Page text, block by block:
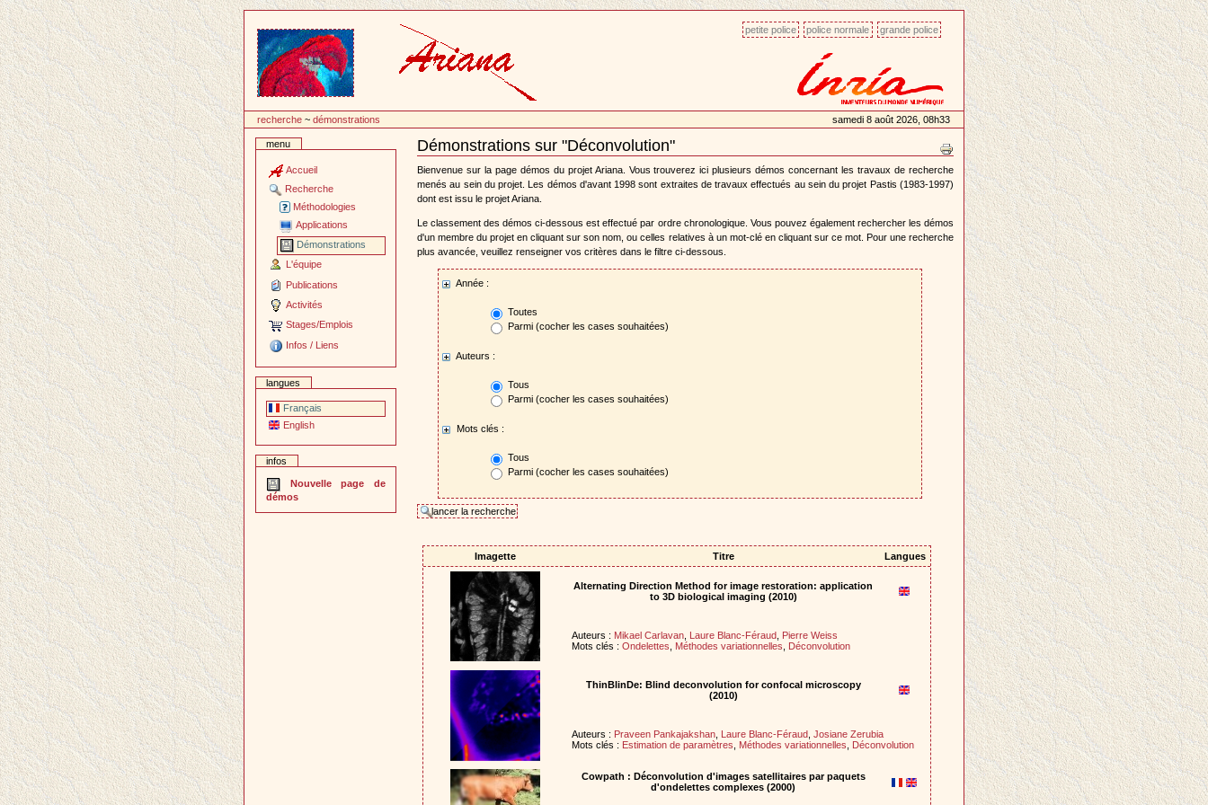
contenu
petite police police normale grande police
recherche ~démonstrations samedi 8 août 2026, 08h33
menu
Accueil
Recherche
Méthodologies
Applications
Démonstrations
L'équipe
Publications
Activités
Stages/Emplois
Infos / Liens
langues
Français
English
infos
Nouvelle page de
démos
Démonstrations sur "Déconvolution"
Document
Actions
Bienvenue sur la page démos du projet Ariana. Vous trouverez ici plusieurs démos concernant les travaux de recherche
menés au sein du projet. Les démos d'avant 1998 sont extraites de travaux effectués au sein du projet Pastis (1983-1997)
dont est issu le projet Ariana.
Le classement des démos ci-dessous est effectué par ordre chronologique. Vous pouvez également rechercher les démos
d'un membre du projet en cliquant sur son nom, ou celles relatives à un mot-clé en cliquant sur ce mot. Pour une recherche
plus avancée, veuillez renseigner vos critères dans le filtre ci-dessous.
Année :
Toutes
Parmi (cocher les cases souhaitées)
Auteurs :
Tous
Parmi (cocher les cases souhaitées)
Mots clés :
Tous
Parmi (cocher les cases souhaitées)
Imagette Titre Langues
Alternating Direction Method for image restoration: application
to 3D biological imaging (2010)
Auteurs : Mikael Carlavan, Laure Blanc-Féraud, Pierre Weiss
Mots clés : Ondelettes, Méthodes variationnelles, Déconvolution
ThinBlinDe: Blind deconvolution for confocal microscopy
(2010)
Auteurs : Praveen Pankajakshan, Laure Blanc-Féraud, Josiane Zerubia
Mots clés : Estimation de paramètres, Méthodes variationnelles, Déconvolution
Cowpath : Déconvolution d'images satellitaires par paquets
d'ondelettes complexes (2000)